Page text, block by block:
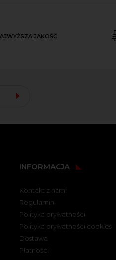
JAKOŚĆ
INFORMACJA
Kontakt z nami
Regulamin
Polityka prywatności
Polityka prywatności cookies
Dostawa
Płatności